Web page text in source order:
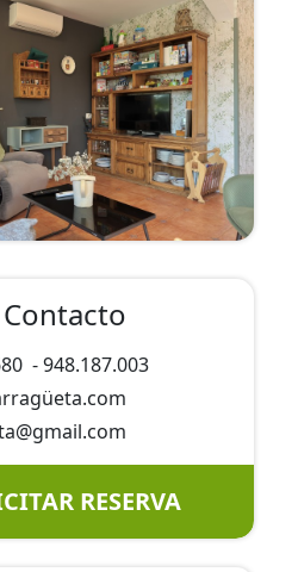
Contacto
-948.187.003
gmail.com
RESERVA